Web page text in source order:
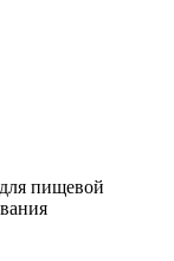
пищевой